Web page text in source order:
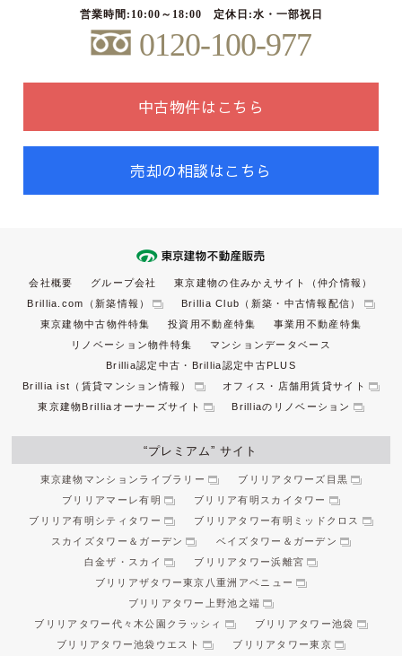
営業時間:10:00～18:00 定休日:水・一部祝日
0120-100-977
中古物件はこちら
売却の相談はこちら
会社概要 グループ会社
東京建物の住みかえサイト（仲介情報）
Brillia.com（新築情報）
Brillia Club（新築・中古情報配信）
東京建物中古物件特集
投資用不動産特集
事業用不動産特集
リノベーション物件特集
マンションデータベース
Brillia認定中古・Brillia認定中古PLUS
Brillia ist（賃貸マンション情報）
オフィス・店舗用賃貸サイト
東京建物Brilliaオーナーズサイト
Brilliaのリノベーション
“プレミアム” サイト
東京建物マンションライブラリー
ブリリアタワーズ目黒
ブリリアマーレ有明
ブリリア有明スカイタワー
ブリリア有明シティタワー
ブリリアタワー有明ミッドクロス
スカイズタワー＆ガーデン
ベイズタワー＆ガーデン
白金ザ・スカイ
ブリリアタワー浜離宮
ブリリアザタワー東京八重洲アベニュー
ブリリアタワー上野池之端
ブリリアタワー代々木公園クラッシィ
ブリリアタワー池袋
ブリリアタワー池袋ウエスト
ブリリアタワー東京